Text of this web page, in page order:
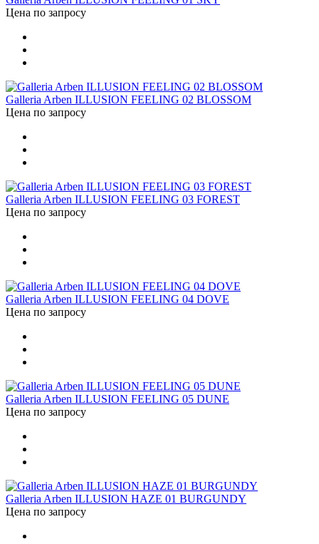
Цена по запросу
Galleria Arben ILLUSION FEELING 02 BLOSSOM
Цена по запросу
Galleria Arben ILLUSION FEELING 03 FOREST
Цена по запросу
Galleria Arben ILLUSION FEELING 04 DOVE
Цена по запросу
Galleria Arben ILLUSION FEELING 05 DUNE
Цена по запросу
Galleria Arben ILLUSION HAZE 01 BURGUNDY
Цена по запросу